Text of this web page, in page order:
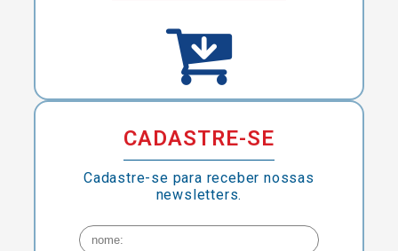
CADASTRE-SE
Cadastre-se para receber nossas
newsletters.